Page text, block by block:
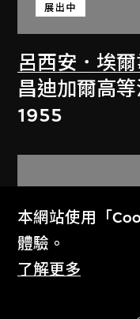
呂西安．埃
展出中
昌迪加爾高
1955
本網站使用「
體驗。
了解更多